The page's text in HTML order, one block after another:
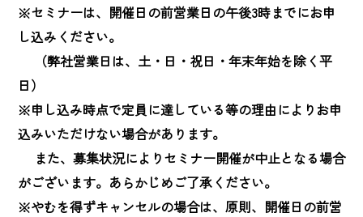
※セミナーは、開催日の前営業日の午後3時までにお申
し込みください。
（弊社営業日は、土・日・祝日・年末年始を除く平
日）
※申し込み時点で定員に達している等の理由によりお申
込みいただけない場合があります。
また、募集状況によりセミナー開催が中止となる場合
がございます。あらかじめご了承ください。
※やむを得ずキャンセルの場合は、原則、開催日の前営